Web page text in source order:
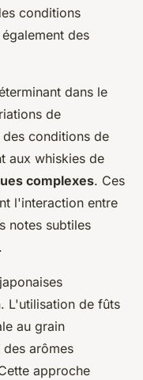
conditions
des
dans le
de
conditions de
aux whiskies de
complexes. Ces
l'interaction entre
notes subtiles
L'utilisation de fûts
au grain
arômes
approche